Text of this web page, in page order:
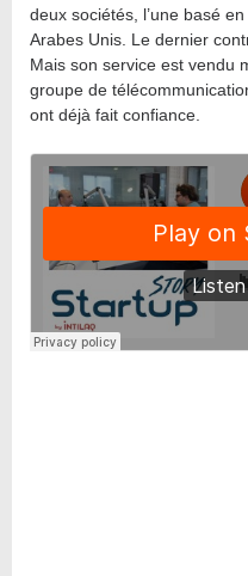
deux sociétés, l’une basé
Arabes Unis. Le dernier
Mais son service est vendu
groupe de
ont déjà fait confiance.